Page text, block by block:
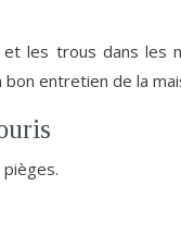
les trous dans
entretien de la